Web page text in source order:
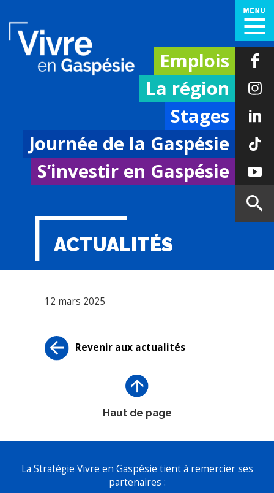
Emplois
La région
Stages
Journée de la Gaspésie
S’investir en Gaspésie
ACTUALITÉS
12 mars 2025
Revenir aux actualités
Haut de page
La Stratégie Vivre en Gaspésie tient à remercier ses
partenaires :